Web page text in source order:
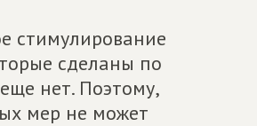
стимулирование
сделаны по
нет. Поэтому,
мер не может